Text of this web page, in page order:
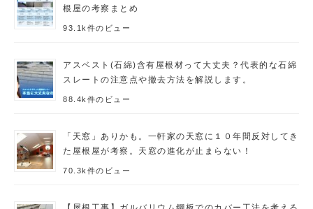
根屋の考察まとめ
93.1k件のビュー
アスベスト(石綿)含有屋根材って大丈夫？代表的な石綿
スレートの注意点や撤去方法を解説します。
88.4k件のビュー
「天窓」ありかも。一軒家の天窓に１０年間反対してき
た屋根屋が考察。天窓の進化が止まらない！
70.3k件のビュー